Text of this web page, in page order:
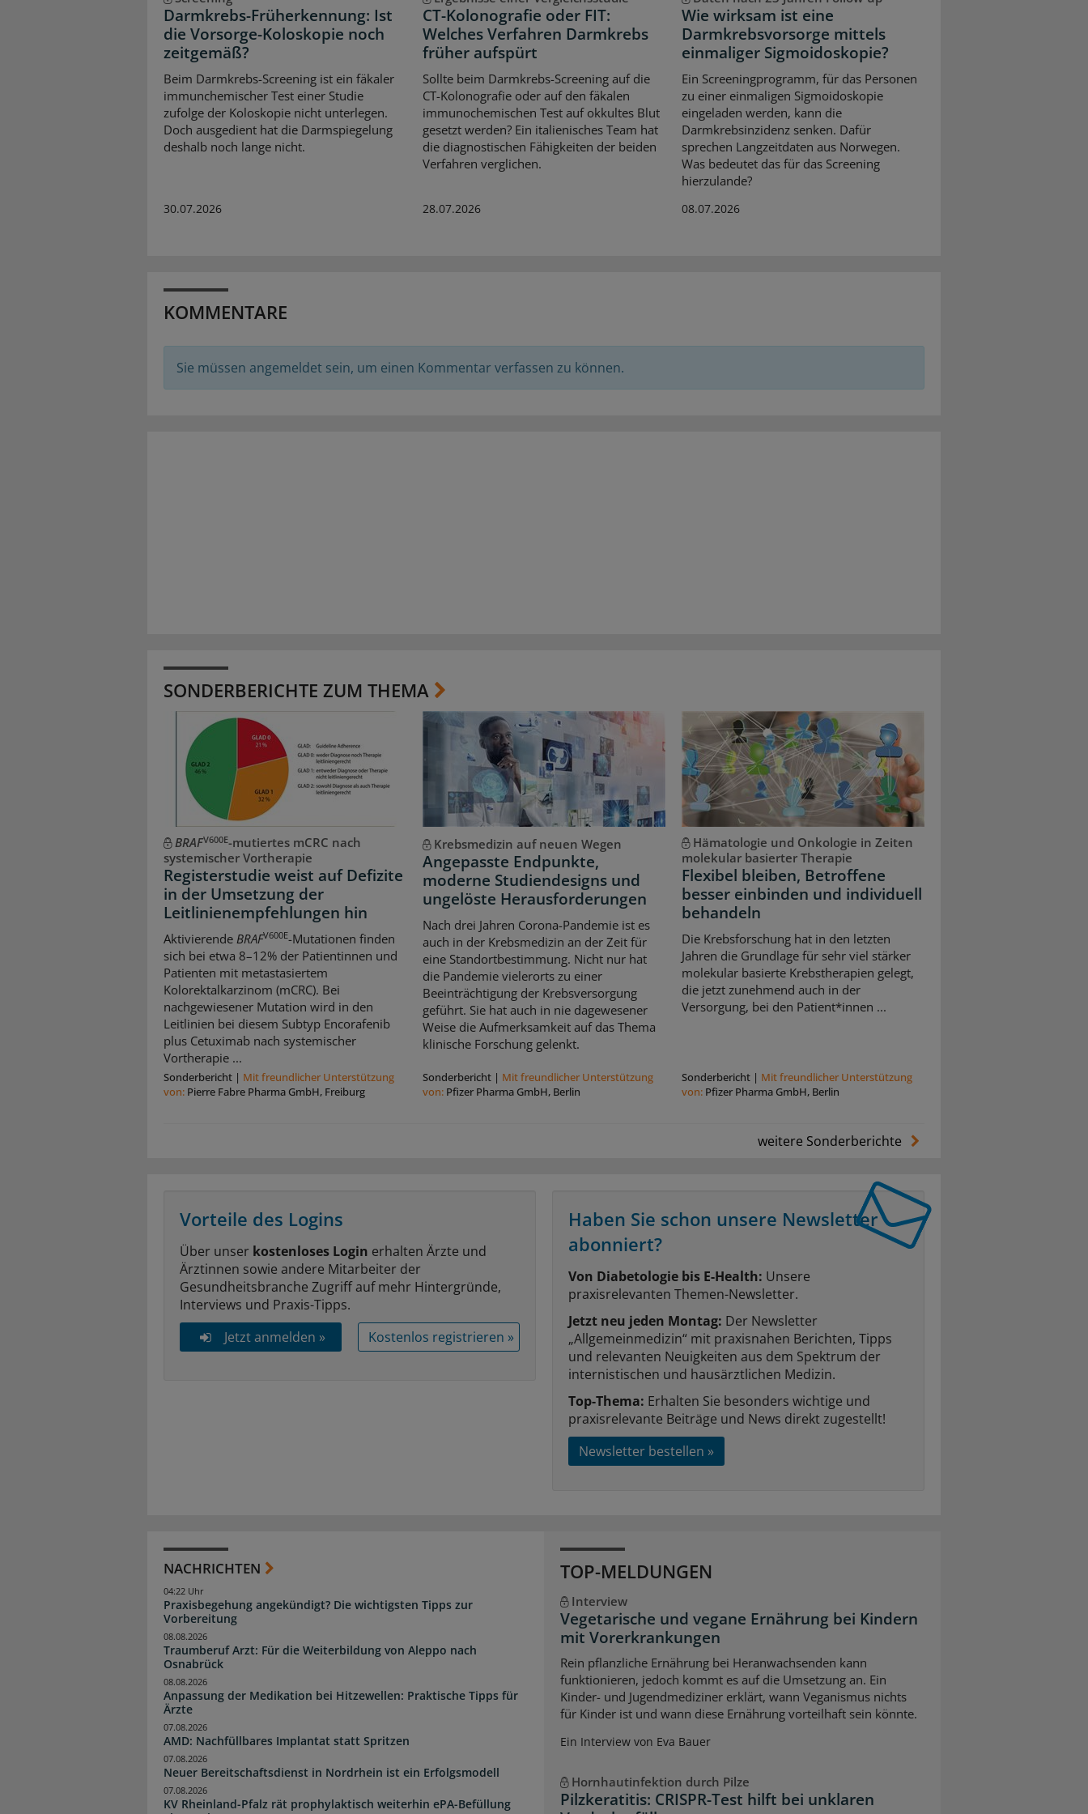
Darmkrebs-Früherkennung: Ist
die Vorsorge-Koloskopie noch
zeitgemäß?
Beim Darmkrebs-Screening ist ein fäkaler
immunchemischer Test einer Studie
zufolge der Koloskopie nicht unterlegen.
Doch ausgedient hat die Darmspiegelung
deshalb noch lange nicht.
30.07.2026
CT-Kolonografie oder FIT:
Welches Verfahren Darmkrebs
früher aufspürt
Sollte beim Darmkrebs-Screening auf die
CT-Kolonografie oder auf den fäkalen
immunochemischen Test auf okkultes Blut
gesetzt werden? Ein italienisches Team hat
die diagnostischen Fähigkeiten der beiden
Verfahren verglichen.
28.07.2026
Wie wirksam ist eine
Darmkrebsvorsorge mittels
einmaliger Sigmoidoskopie?
Ein Screeningprogramm, für das Personen
zu einer einmaligen Sigmoidoskopie
eingeladen werden, kann die
Darmkrebsinzidenz senken. Dafür
sprechen Langzeitdaten aus Norwegen.
Was bedeutet das für das Screening
hierzulande?
08.07.2026
KOMMENTARE
Sie müssen angemeldet sein, um einen Kommentar verfassen zu können.
SONDERBERICHTE ZUM THEMA
BRAFV600E-mutiertes mCRC nach
systemischer Vortherapie
Registerstudie weist auf Defizite
in der Umsetzung der
Leitlinienempfehlungen hin
Aktivierende BRAFV600E-Mutationen finden
sich bei etwa 8–12% der Patientinnen und
Patienten mit metastasiertem
Kolorektalkarzinom (mCRC). Bei
nachgewiesener Mutation wird in den
Leitlinien bei diesem Subtyp Encorafenib
plus Cetuximab nach systemischer
Vortherapie ...
Sonderbericht | Mit freundlicher Unterstützung
von: Pierre Fabre Pharma GmbH, Freiburg
Krebsmedizin auf neuen Wegen
Angepasste Endpunkte,
moderne Studiendesigns und
ungelöste Herausforderungen
Nach drei Jahren Corona-Pandemie ist es
auch in der Krebsmedizin an der Zeit für
eine Standortbestimmung. Nicht nur hat
die Pandemie vielerorts zu einer
Beeinträchtigung der Krebsversorgung
geführt. Sie hat auch in nie dagewesener
Weise die Aufmerksamkeit auf das Thema
klinische Forschung gelenkt.
Sonderbericht| Mit freundlicher Unterstützung
von: Pfizer Pharma GmbH, Berlin
Hämatologie und Onkologie in Zeiten
molekular basierter Therapie
Flexibel bleiben, Betroffene
besser einbinden und individuell
behandeln
Die Krebsforschung hat in den letzten
Jahren die Grundlage für sehr viel stärker
molekular basierte Krebstherapien gelegt,
die jetzt zunehmend auch in der
Versorgung, bei den Patient*innen ...
Sonderbericht| Mit freundlicher Unterstützung
von: Pfizer Pharma GmbH, Berlin
weitere Sonderberichte
Vorteile des Logins
Über unser kostenloses Login erhalten Ärzte und
Ärztinnen sowie andere Mitarbeiter der
Gesundheitsbranche Zugriff auf mehr Hintergründe,
Interviews und Praxis-Tipps.
Jetzt anmelden »
Kostenlos registrieren »
Haben Sie schon unsere Newsletter
abonniert?
Von Diabetologie bis E-Health: Unsere
praxisrelevanten Themen-Newsletter.
Jetzt neu jeden Montag: Der Newsletter
„Allgemeinmedizin“ mit praxisnahen Berichten, Tipps
und relevanten Neuigkeiten aus dem Spektrum der
internistischen und hausärztlichen Medizin.
Top-Thema: Erhalten Sie besonders wichtige und
praxisrelevante Beiträge und News direkt zugestellt!
Newsletter bestellen »
NACHRICHTEN
Praxisbegehung angekündigt? Die wichtigsten Tipps zur
Vorbereitung
04:22 Uhr
Traumberuf Arzt: Für die Weiterbildung von Aleppo nach
Osnabrück
08.08.2026
Anpassung der Medikation bei Hitzewellen: Praktische Tipps für
Ärzte
08.08.2026
AMD: Nachfüllbares Implantat statt Spritzen
07.08.2026
Neuer Bereitschaftsdienst in Nordrhein ist ein Erfolgsmodell
07.08.2026
KV Rheinland-Pfalz rät prophylaktisch weiterhin ePA-Befüllung
07.08.2026
TOP-MELDUNGEN
Interview
Vegetarische und vegane Ernährung bei Kindern
mit Vorerkrankungen
Rein pflanzliche Ernährung bei Heranwachsenden kann
funktionieren, jedoch kommt es auf die Umsetzung an. Ein
Kinder- und Jugendmediziner erklärt, wann Veganismus nichts
für Kinder ist und wann diese Ernährung vorteilhaft sein könnte.
Ein Interview von Eva Bauer
Hornhautinfektion durch Pilze
Pilzkeratitis: CRISPR-Test hilft bei unklaren